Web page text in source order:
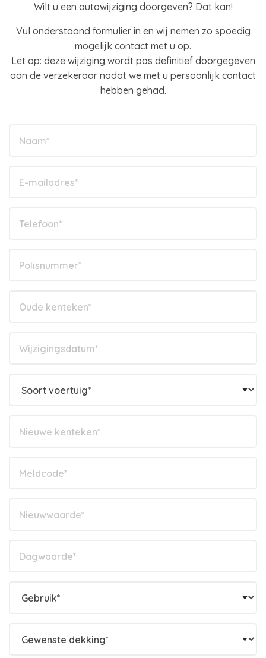
Wilt u een autowijziging doorgeven? Dat kan!
Vul onderstaand formulier in en wij nemen zo spoedig
mogelijk contact met u op.
Let op: deze wijziging wordt pas definitief doorgegeven
aan de verzekeraar nadat we met u persoonlijk contact
hebben gehad.